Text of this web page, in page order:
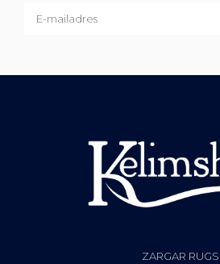
ZARGAR RUGS